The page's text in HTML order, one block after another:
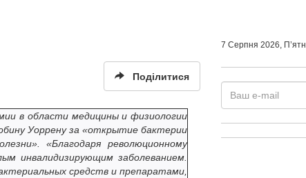
Поділитися
в области медицины и физиологии
Уоррену за «открытие бактерии
«Благодаря революционному
инвалидизирующим заболеванием.
средств и препаратами,
7 Серпня 2026,